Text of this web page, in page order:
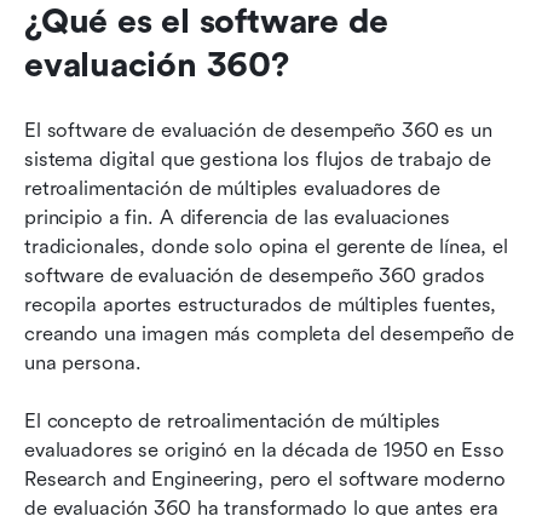
¿Qué es el software de
evaluación 360?
El software de evaluación de desempeño 360 es un
sistema digital que gestiona los flujos de trabajo de
retroalimentación de múltiples evaluadores de
principio a fin. A diferencia de las evaluaciones
tradicionales, donde solo opina el gerente de línea, el
software de evaluación de desempeño 360 grados
recopila aportes estructurados de múltiples fuentes,
creando una imagen más completa del desempeño de
una persona.
El concepto de retroalimentación de múltiples
evaluadores se originó en la década de 1950 en Esso
Research and Engineering, pero el software moderno
de evaluación 360 ha transformado lo que antes era